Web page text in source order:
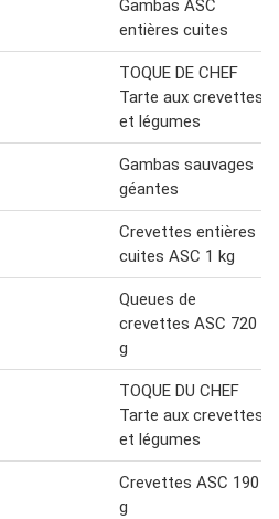
Gambas ASC
entières cuites
TOQUE DE CHEF
Tarte aux crevettes
et légumes
Gambas sauvages
géantes
Crevettes entières
cuites ASC 1 kg
Queues de
crevettes ASC 720
g
TOQUE DU CHEF
Tarte aux crevettes
et légumes
Crevettes ASC 190
g